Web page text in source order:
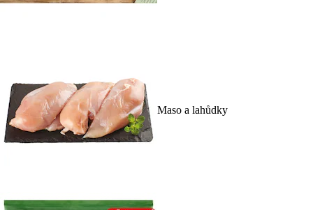
Maso a lahůdky